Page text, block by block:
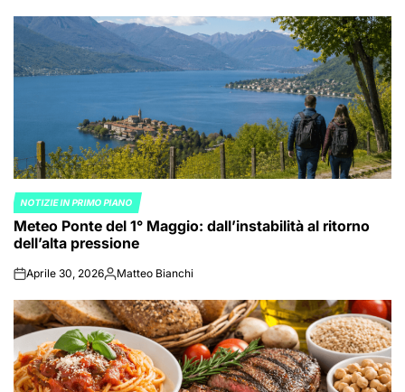
POSTED
IN
NOTIZIE IN PRIMO PIANO
Meteo Ponte del 1° Maggio: dall’instabilità al ritorno
dell’alta pressione
onAprile 30, 2026Posted
Matteo Bianchi